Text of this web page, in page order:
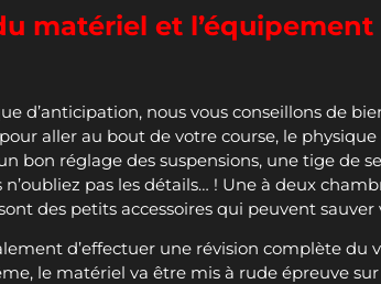
matériel et l’équipement
d’anticipation, nous vous conseillons de
aller au bout de votre course, le
bon réglage des suspensions, une tige de
pas les détails… ! Une à deux
des petits accessoires qui peuvent
d’effectuer une révision complète du
le matériel va être mis à rude épreuve